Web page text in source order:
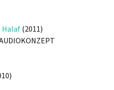
Halaf (2011)